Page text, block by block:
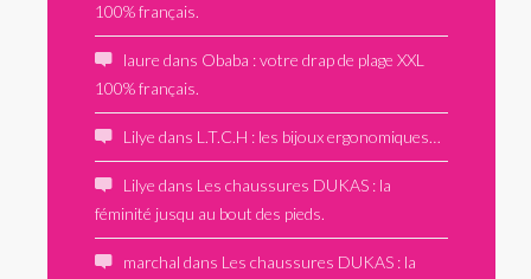
100% français.
laure dans Obaba : votre drap de plage XXL
100% français.
Lilye dans L.T.C.H : les bijoux ergonomiques…
Lilye dans Les chaussures DUKAS : la
féminité jusqu au bout des pieds.
marchal dans Les chaussures DUKAS : la